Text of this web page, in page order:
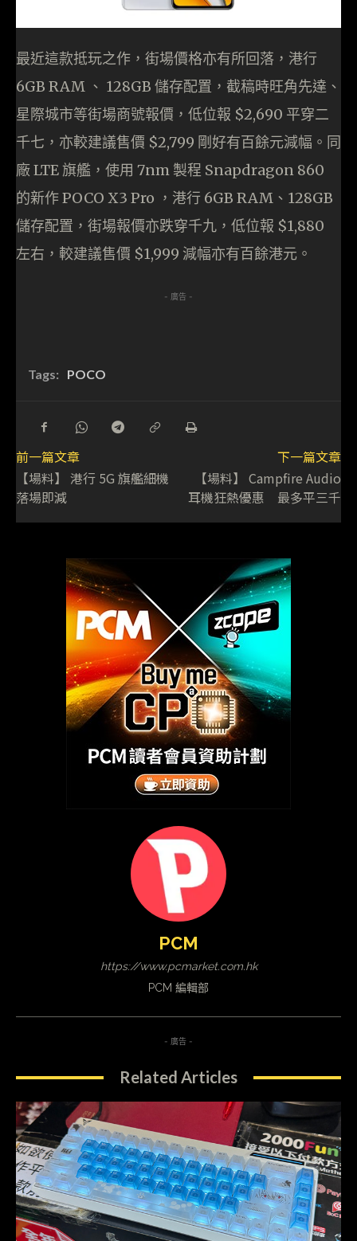
最近這款抵玩之作，街場價格亦有所回落，港行
6GB RAM 、 128GB 儲存配置，截稿時旺角先達、
星際城市等街場商號報價，低位報 $2,690 平穿二
千七，亦較建議售價 $2,799 剛好有百餘元減幅。同
廠 LTE 旗艦，使用 7nm 製程 Snapdragon 860
的新作 POCO X3 Pro ，港行 6GB RAM、128GB
儲存配置，街場報價亦跌穿千九，低位報 $1,880
左右，較建議售價 $1,999 減幅亦有百餘港元。
- 廣告 -
Tags: POCO
前一篇文章
【場料】 港行 5G 旗艦細機
落場即減
下一篇文章
【場料】 Campfire Audio
耳機狂熱優惠 最多平三千
PCM
https://www.pcmarket.com.hk
PCM 編輯部
- 廣告 -
Related Articles